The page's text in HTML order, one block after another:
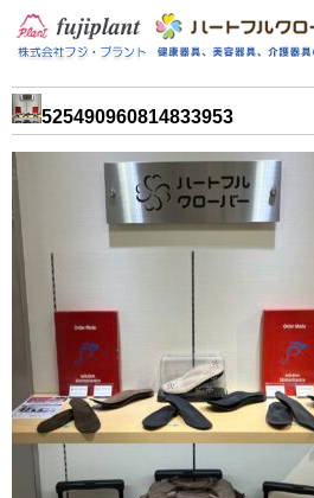
介護用品
美容・その他
フィットネス
お問い合わせ
525490960814833953